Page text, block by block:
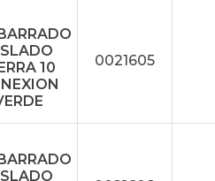
0021605